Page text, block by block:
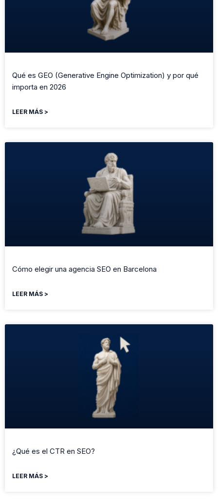
Qué es GEO (Generative Engine Optimization) y por qué
importa en 2026
LEER MÁS >
Cómo elegir una agencia SEO en Barcelona
LEER MÁS >
¿Qué es el CTR en SEO?
LEER MÁS >